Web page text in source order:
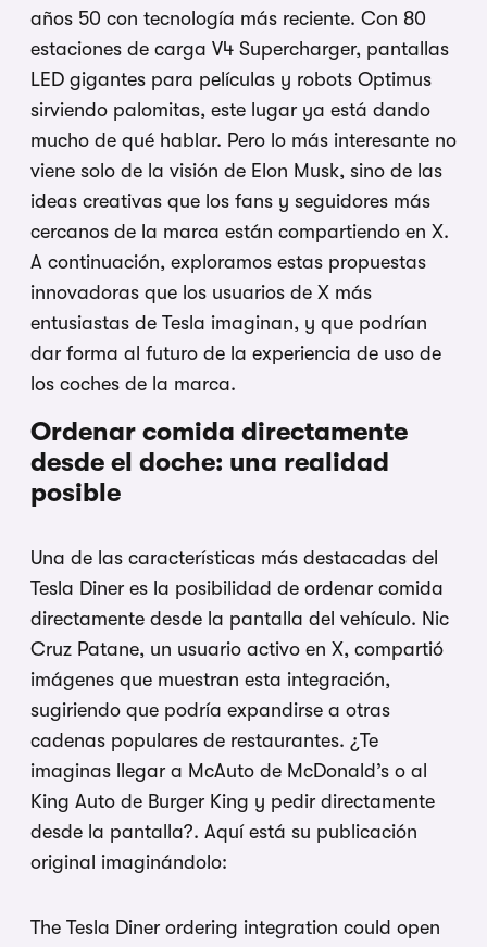
años 50 con tecnología más reciente. Con 80
estaciones de carga V4 Supercharger, pantallas
LED gigantes para películas y robots Optimus
sirviendo palomitas, este lugar ya está dando
mucho de qué hablar. Pero lo más interesante no
viene solo de la visión de Elon Musk, sino de las
ideas creativas que los fans y seguidores más
cercanos de la marca están compartiendo en X.
A continuación, exploramos estas propuestas
innovadoras que los usuarios de X más
entusiastas de Tesla imaginan, y que podrían
dar forma al futuro de la experiencia de uso de
los coches de la marca.
Ordenar comida directamente
desde el doche: una realidad
posible
Una de las características más destacadas del
Tesla Diner es la posibilidad de ordenar comida
directamente desde la pantalla del vehículo. Nic
Cruz Patane, un usuario activo en X, compartió
imágenes que muestran esta integración,
sugiriendo que podría expandirse a otras
cadenas populares de restaurantes. ¿Te
imaginas llegar a McAuto de McDonald’s o al
King Auto de Burger King y pedir directamente
desde la pantalla?. Aquí está su publicación
original imaginándolo:
The Tesla Diner ordering integration could open